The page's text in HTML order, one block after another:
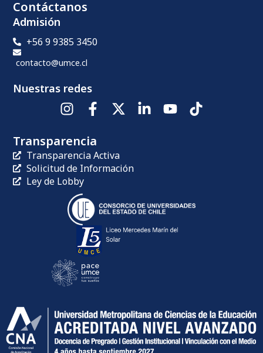
Contáctanos
Admisión
+56 9 9385 3450
contacto@umce.cl
Nuestras redes
Transparencia
Transparencia Activa
Solicitud de Información
Ley de Lobby